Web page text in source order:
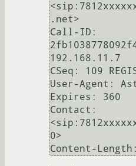
.net>
Call-ID:
192.168.11.7
CSeq: 109
User-Agent:
Expires: 360
Contact:
0>